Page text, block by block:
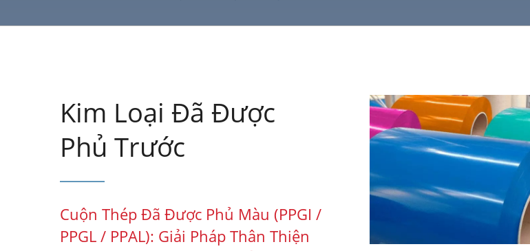
Kim Loại Đã Được
Phủ Trước
Cuộn Thép Đã Được Phủ Màu (PPGI /
PPGL / PPAL): Giải Pháp Thân Thiện